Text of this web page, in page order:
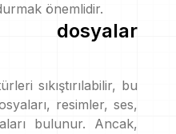
önemlidir.
dosyalar
sıkıştırılabilir, bu
resimler, ses,
bulunur. Ancak,